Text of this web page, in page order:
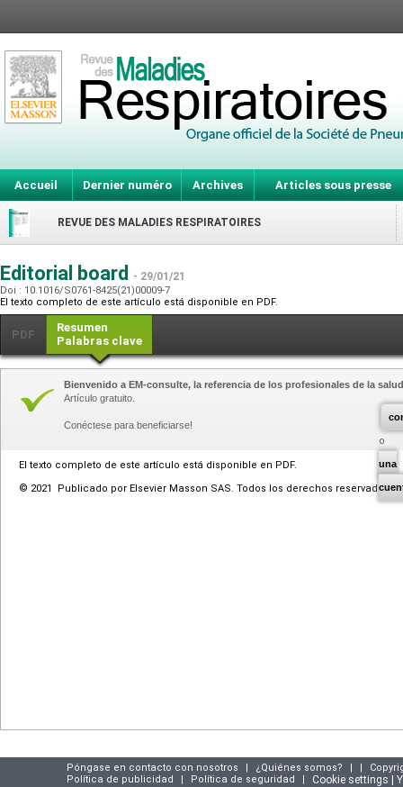
Accueil Dernier numéro Archives Articles sous presse
REVUE DES MALADIES RESPIRATOIRES
Editorial board - 29/01/21
Doi : 10.1016/S0761-8425(21)00009-7
El texto completo de este artículo está disponible en PDF.
PDF
Resumen
Palabras clave
una
Bienvenido a EM-consulte, la referencia de los profesionales de la
Artículo gratuito.
Conéctese para beneficiarse!
El texto completo de este artículo está disponible en PDF.
© 2021 Publicado por Elsevier Masson SAS. Todos los derechos reservados.
Póngase en contacto con nosotros | ¿Quiénes somos? | |
Política de publicidad
| Política de seguridad | Cookie settings |